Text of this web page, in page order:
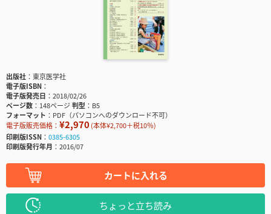
出版社
東京医学社
電子版ISBN
電子版発売日
2018/02/26
ページ数
148ページ判型
B5
フォーマット
PDF（パソコンへのダウンロード不可）
電子版販売価格： ¥2,970(本体¥2,700＋税10％)
印刷版ISSN
0385-6305
印刷版発行年月
2016/07
カートに入れる
ちょっと立ち読み